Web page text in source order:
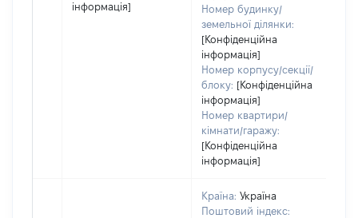
інформація]
Номер будинку/
земельної ділянки:
[Конфіденційна
інформація]
Номер корпусу/секції/
блоку: [Конфіденційна
інформація]
Номер квартири/
кімнати/гаражу:
[Конфіденційна
інформація]
Країна: Україна
Поштовий індекс: